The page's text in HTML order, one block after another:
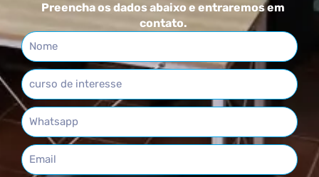
Preencha os dados abaixo e entraremos em
contato.